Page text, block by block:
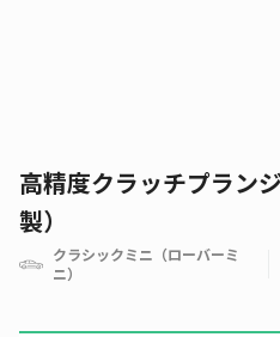
高精度クラッチプラン
製）
クラシックミニ（ローバーミ
ニ）